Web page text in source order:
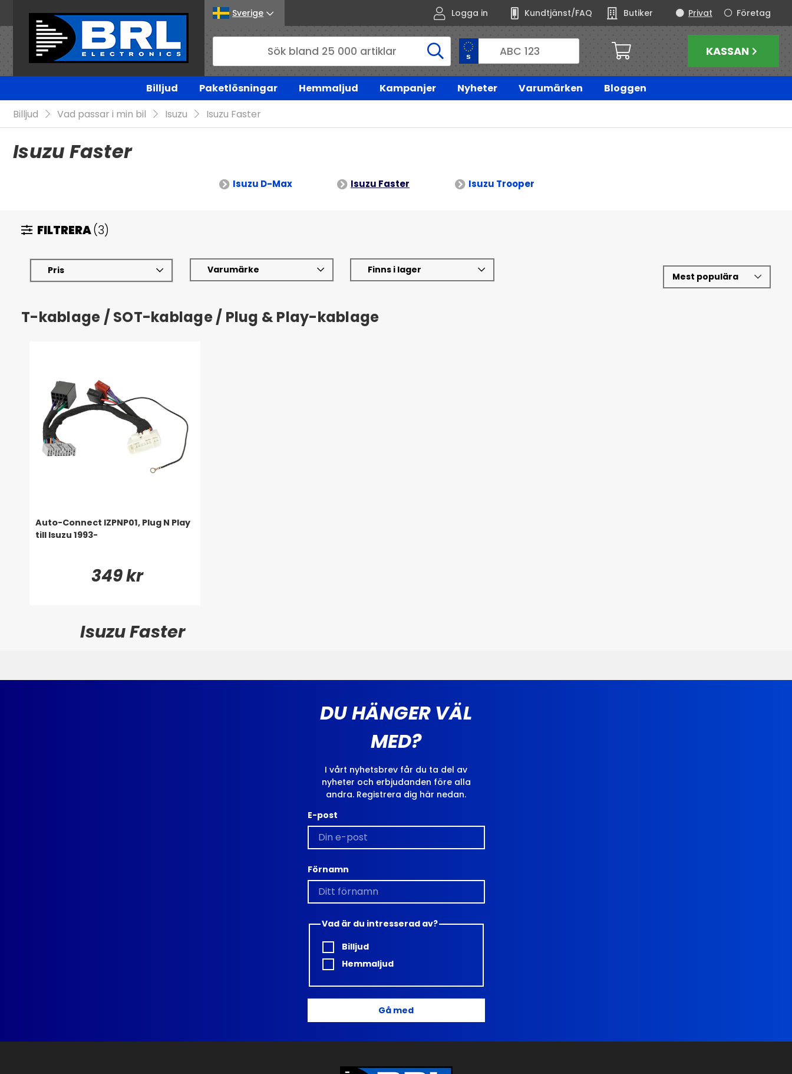
Sverige Logga in Kundtjänst/FAQ Butiker Företag
Privat
KASSAN
Billjud Paketlösningar Hemmaljud Kampanjer Nyheter Varumärken
Bloggen
Billjud
Vad passar i min bil Isuzu Isuzu Faster
Isuzu Faster
Isuzu D-Max Isuzu Faster Isuzu Trooper
FILTRERA(3)
Pris Varumärke Finns i lager
T-kablage / SOT-kablage / Plug & Play-kablage
Auto-Connect IZPNP01, Plug N Play
till Isuzu 1993-
349 kr
Isuzu Faster
DU HÄNGER VÄL
MED?
I vårt nyhetsbrev får du ta del av
nyheter och erbjudanden före alla
andra. Registrera dig här nedan.
E-post
Förnamn
Vad är du intresserad av?
Billjud
Hemmaljud
Gå med